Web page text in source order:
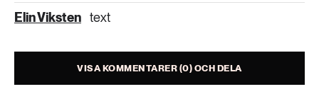
Elin Viksten text
VISA KOMMENTARER (0) OCH DELA